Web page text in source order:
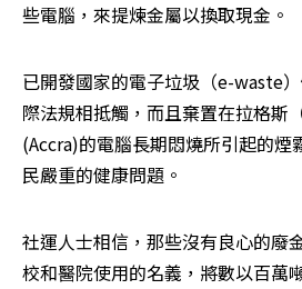
些電腦，來提煉金屬以換取現金。
已開發國家的電子垃圾（e-waste
際法規相抵觸，而且棄置在拉格斯
(Accra)的電腦長期悶燒所引起的煙
民嚴重的健康問題。
社運人士相信，那些沒有良心的廢
校和醫院使用的名義，將數以百萬